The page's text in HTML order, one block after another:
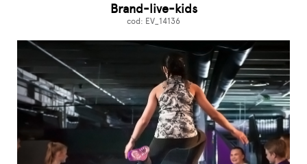
Brand-live-kids
cod: EV_14136